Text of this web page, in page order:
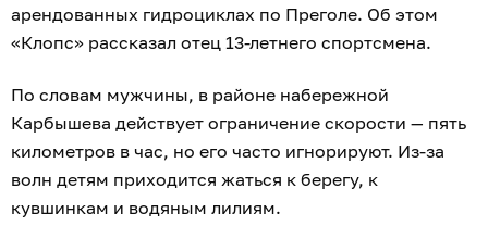
арендованных гидроциклах по Преголе. Об этом
«Клопс» рассказал отец 13-летнего спортсмена.
По словам мужчины, в районе набережной
Карбышева действует ограничение скорости — пять
километров в час, но его часто игнорируют. Из-за
волн детям приходится жаться к берегу, к
кувшинкам и водяным лилиям.